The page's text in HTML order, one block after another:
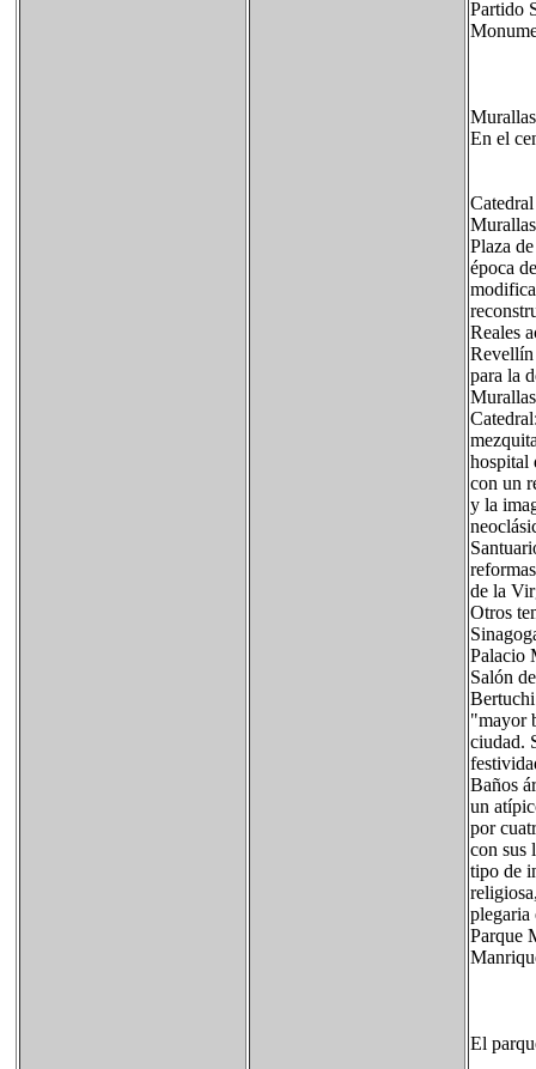
En el
Plaza
época
Reales
Revellín
para la
hospital
con un
y la
de la
Otros
Palacio
Salón
"mayor
ciudad.
Baños
un
por
con sus
tipo de
plegaria
Parque
El